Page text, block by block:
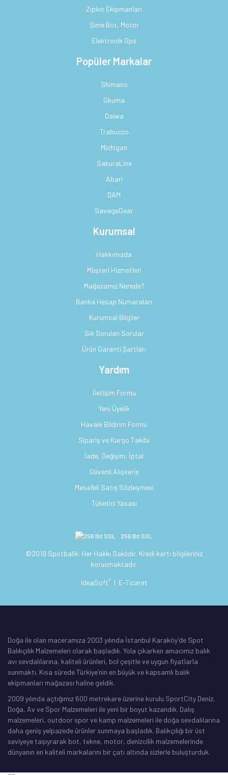
Zıpkın Ekipmanları
Şime Bot, Motor
Elektronik Gps
Popüler Markalar
Shimano
Okuma
Daiwa
Trabucco
Michigan
SakuraLine
Abari
DAM
SavageGear
Kurumsal
Hakkımızda
Müşteri Hizmetleri
Mağazamız Nerede?
Banka Hesap Numaraları
Kurumsal Bilgiler
Sık Sorulan Sorular
Ürün Garanti Şartları
Yardım
İletişim Formu
Yeni Üyelik
Havale Bildirim Formu
Sipariş ve Kargo Takibi
İade, Değişim, İptal
Güvenli Alışveriş
Mesafeli Satış Sözleşmesi
Tüketici Yasası
256 Bit SSL
©2019 Spotbalik. Her Hakkı Saklıdır. Kredi kartı bilgileriniz
korunmaktadır.
IdeaSoft® | E-Ticaret
Doğa ile olan maceramıza 2003 yılında İstanbul Karaköy’de Spot
Balıkçılık Malzemeleri olarak başladık. Yola çıkarken amacımız balık
avı sevdalılarına, kaliteli ürünleri, bol çeşitle ve uygun fiyatlarla
sunmaktı. Kısa sürede Türkiye’nin en büyük ve kapsamlı balık
ekipmanları mağazası haline geldik.
2009 yılında açtığımız 600 metrekare üzerine kurulu SportCity Deniz,
Doğa, Av ve Spor Malzemeleri ile yeni bir boyut kazandık. Dalış
malzemeleri, outdoor spor ve kamp malzemeleri ile doğa sevdalılarına
daha geniş yelpazede ürünler sunmaya başladık. Balıkçılığı bir üst
seviyeye taşıyrarak bot, tekne, motor, denizcilik malzemelerinde
dünyanın en kaliteli markalarını bir çatı altında sizlerle buluşturduk.